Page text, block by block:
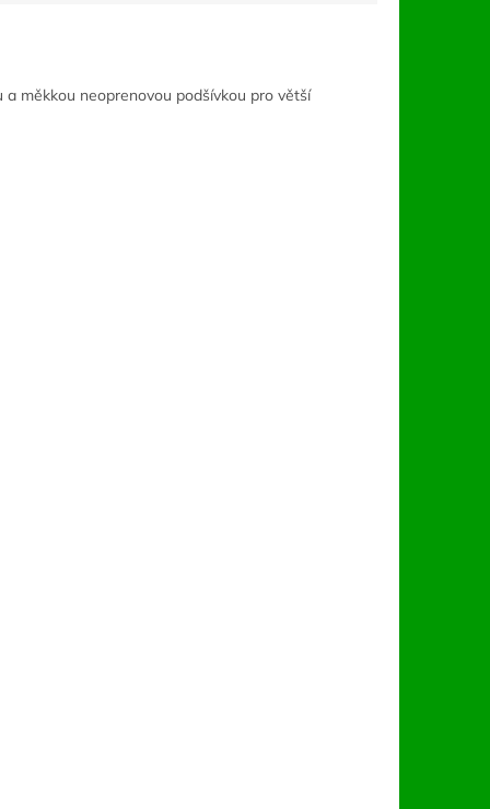
měkkou neoprenovou podšívkou pro větší